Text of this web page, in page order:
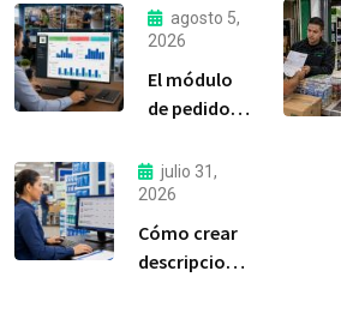
agosto 5,
2026
El módulo
de pedidos:
la
herramienta
más
importante
julio 31,
2026
Cómo crear
descripciones